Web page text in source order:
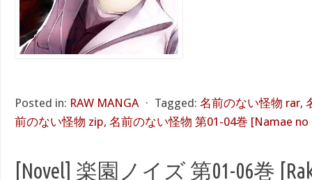
Posted in: RAW MANGA ⋅ Tagged: 名前のない怪物 rar,
前のない怪物 zip, 名前のない怪物 第01-04巻 [Namae
[Novel] 楽園ノイズ 第01-06巻